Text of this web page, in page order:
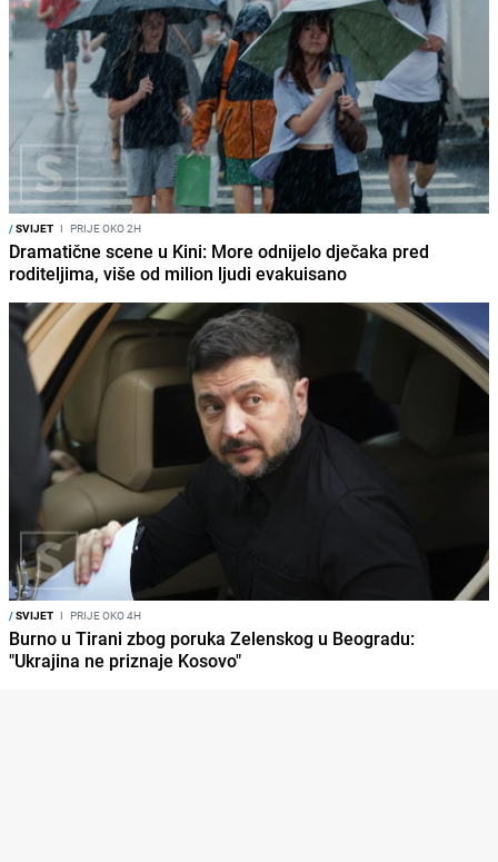
/SVIJET I PRIJE OKO 2H
Dramatične scene u Kini: More odnijelo dječaka pred
roditeljima, više od milion ljudi evakuisano
/SVIJET I PRIJE OKO 4H
Burno u Tirani zbog poruka Zelenskog u Beogradu:
"Ukrajina ne priznaje Kosovo"